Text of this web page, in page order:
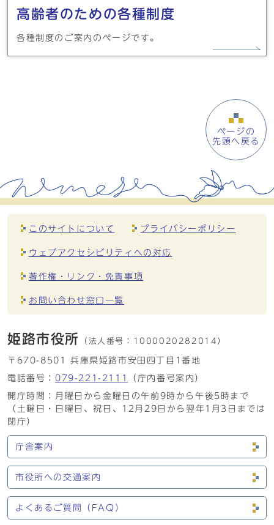
高齢者のための各種制度
各種制度のご案内のページです。
ページの
先頭へ戻る
このサイトについて プライバシーポリシー
ウェブアクセシビリティへの対応
著作権・リンク・免責事項
お問い合わせ窓口一覧
姫路市役所 （法人番号： 1000020282014）
〒670-8501 兵庫県姫路市安田四丁目1番地
電話番号： 079-221-2111
（庁内番号案内）
開庁時間：月曜日から金曜日の午前9時から午後5時まで
（土曜日・日曜日、祝日、12月29日から翌年1月3日までは
閉庁）
庁舎案内
市役所への交通案内
よくあるご質問（FAQ）